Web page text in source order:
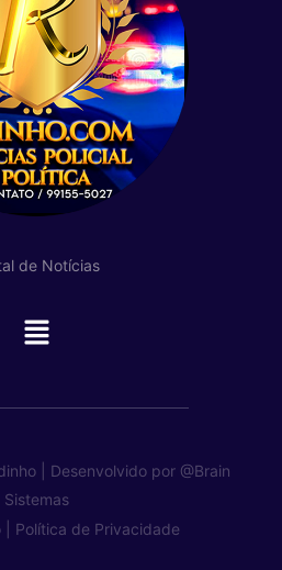
de Notícias
Main
| Desenvolvido por @Brain
Sistemas
Política de Privacidade